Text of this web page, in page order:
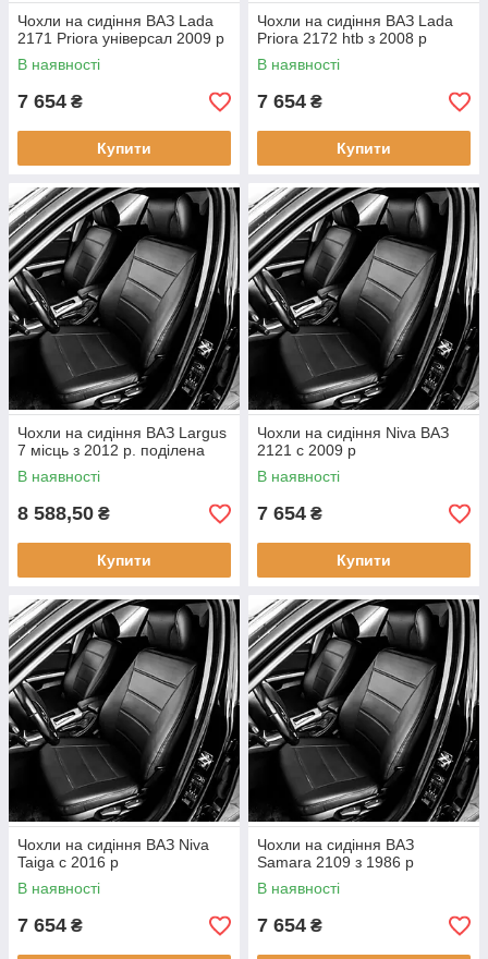
Чохли на сидіння ВАЗ Lada
2171 Priora універсал 2009 р
В наявності
7 654 ₴
Купити
Чохли на сидіння ВАЗ Lada
Priora 2172 htb з 2008 р
В наявності
7 654 ₴
Купити
Чохли на сидіння ВАЗ Largus
7 місць з 2012 р. поділена
В наявності
8 588,50 ₴
Купити
Чохли на сидіння Niva ВАЗ
2121 c 2009 р
В наявності
7 654 ₴
Купити
Чохли на сидіння ВАЗ Niva
Taiga c 2016 р
В наявності
7 654 ₴
Чохли на сидіння ВАЗ
Samara 2109 з 1986 р
В наявності
7 654 ₴